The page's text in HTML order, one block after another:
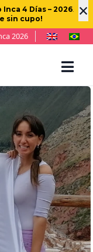
×
Inca 4 Días – 2026.
sin cupo!
2026